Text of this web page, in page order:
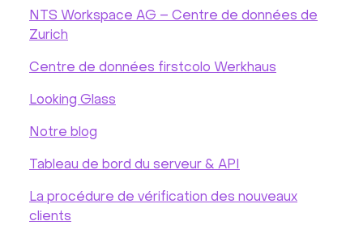
NTS Workspace AG – Centre de données de
Zurich
Centre de données firstcolo Werkhaus
Looking Glass
Notre blog
Tableau de bord du serveur & API
La procédure de vérification des nouveaux
clients